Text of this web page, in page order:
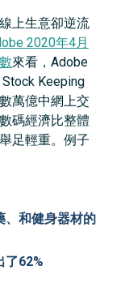
上生意卻逆流
2020年4月
來看，Adobe
Keeping
萬億中網上交
碼經濟比整體
足輕重。例子
、和健身器材的
了62%